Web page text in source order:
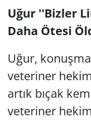
Uğur ''Bizler
Daha Ötesi
Uğur,
veteriner
artık bıçak
veteriner